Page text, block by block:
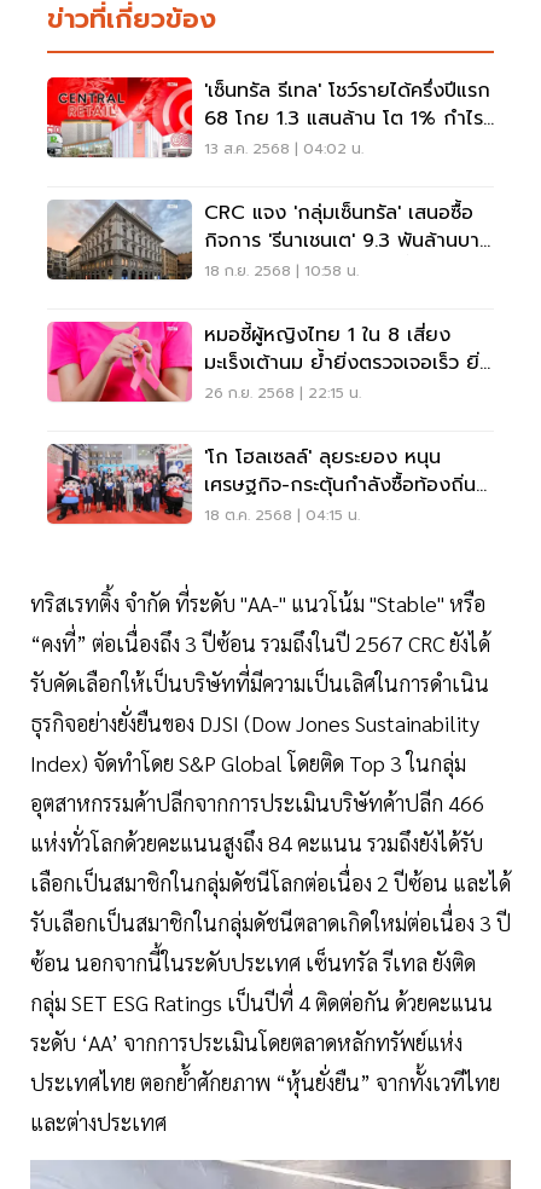
ข่าวที่เกี่ยวข้อง
'เซ็นทรัล รีเทล' โชว์รายได้ครึ่งปีแรก
68 โกย 1.3 แสนล้าน โต 1% กำไร
ลด 8%
13 ส.ค. 2568 | 04:02 น.
CRC แจง 'กลุ่มเซ็นทรัล' เสนอซื้อ
กิจการ 'รีนาเชนเต' 9.3 พันล้านบาท
ชงผู้ถือหุ้นโหวต 6 พ.ย. นี้
18 ก.ย. 2568 | 10:58 น.
หมอชี้ผู้หญิงไทย 1 ใน 8 เสี่ยง
มะเร็งเต้านม ย้ำยิ่งตรวจเจอเร็ว ยิ่ง
รอด
26 ก.ย. 2568 | 22:15 น.
'โก โฮลเซลล์' ลุยระยอง หนุน
เศรษฐกิจ-กระตุ้นกำลังซื้อท้องถิ่น
คึกคัก
18 ต.ค. 2568 | 04:15 น.
ทริสเรทติ้ง จำกัด ที่ระดับ "AA-" แนวโน้ม "Stable" หรือ
“คงที่” ต่อเนื่องถึง 3 ปีซ้อน รวมถึงในปี 2567 CRC ยังได้
รับคัดเลือกให้เป็นบริษัทที่มีความเป็นเลิศในการดำเนิน
ธุรกิจอย่างยั่งยืนของ DJSI (Dow Jones Sustainability
Index) จัดทำโดย S&P Global โดยติด Top 3 ในกลุ่ม
อุตสาหกรรมค้าปลีกจากการประเมินบริษัทค้าปลีก 466
แห่งทั่วโลกด้วยคะแนนสูงถึง 84 คะแนน รวมถึงยังได้รับ
เลือกเป็นสมาชิกในกลุ่มดัชนีโลกต่อเนื่อง 2 ปีซ้อน และได้
รับเลือกเป็นสมาชิกในกลุ่มดัชนีตลาดเกิดใหม่ต่อเนื่อง 3 ปี
ซ้อน นอกจากนี้ในระดับประเทศ เซ็นทรัล รีเทล ยังติด
กลุ่ม SET ESG Ratings เป็นปีที่ 4 ติดต่อกัน ด้วยคะแนน
ระดับ ‘AA’ จากการประเมินโดยตลาดหลักทรัพย์แห่ง
ประเทศไทย ตอกย้ำศักยภาพ “หุ้นยั่งยืน” จากทั้งเวทีไทย
และต่างประเทศ